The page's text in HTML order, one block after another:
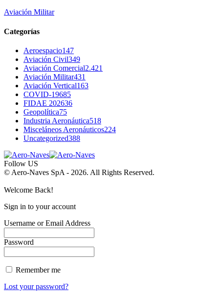
Aviación Militar
Categorías
Aeroespacio147
Aviación Civil349
Aviación Comercial2.421
Aviación Militar431
Aviación Vertical163
COVID-19685
FIDAE 202636
Geopolítica75
Industria Aeronáutica518
Misceláneos Aeronáuticos224
Uncategorized388
Follow US
© Aero-Naves SpA - 2026. All Rights Reserved.
Welcome Back!
Sign in to your account
Username or Email Address
Password
Remember me
Lost your password?